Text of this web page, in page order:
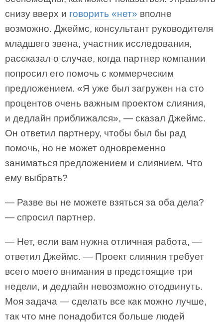
снизу вверх и говорить «нет» вполне
возможно. Джеймс, консультант руководителя
младшего звена, участник исследования,
рассказал о случае, когда партнер компании
попросил его помочь с коммерческим
предложением. «Я уже был загружен на сто
процентов очень важным проектом слияния,
и дедлайн приближался», — сказал Джеймс.
Он ответил партнеру, чтобы был бы рад
помочь, но не может одновременно
заниматься предложением и слиянием. Что
ему выбрать?
— Разве вы не можете взяться за оба дела?
— спросил партнер.
— Нет, если вам нужна отличная работа, —
ответил Джеймс. — Проект слияния требует
всего моего внимания в предстоящие три
недели, и дедлайн невозможно отодвинуть.
Моя задача — сделать все как можно лучше,
так что мне понадобится больше людей